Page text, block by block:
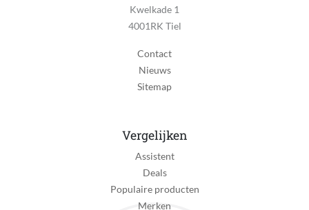
Kwelkade 1
4001RK Tiel
Contact
Nieuws
Sitemap
Vergelijken
Assistent
Deals
Populaire producten
Merken